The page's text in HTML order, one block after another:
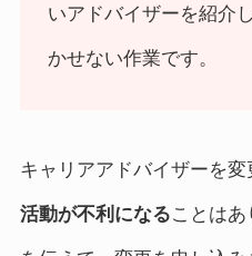
いアドバイザーを紹介
かせない作業です。
キャリアアドバイザーを変
活動が不利になることは